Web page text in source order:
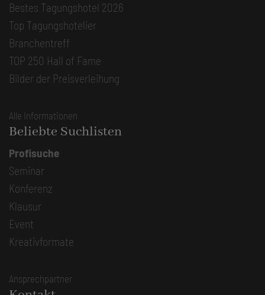
Bestes Tagungshotel 2026
Top Tagungshotelier
Branchentreff
TOP 250 Hall of Fame
Bilder der Preisverleihung
Alle Informationen
Beliebte Suchlisten
Profisuche
Seminar
Konferenz
Klausur
Event
Kreativformate
Ansprechpartner